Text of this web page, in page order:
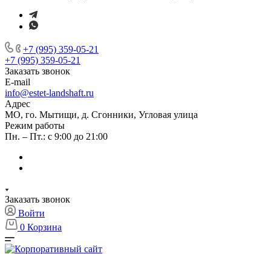
+7 (995) 359-05-21
+7 (995) 359-05-21
Заказать звонок
E-mail
info@estet-landshaft.ru
Адрес
МО, го. Мытищи, д. Сгонники, Угловая улица
Режим работы
Пн. – Пт.: с 9:00 до 21:00
Заказать звонок
Войти
0 Корзина